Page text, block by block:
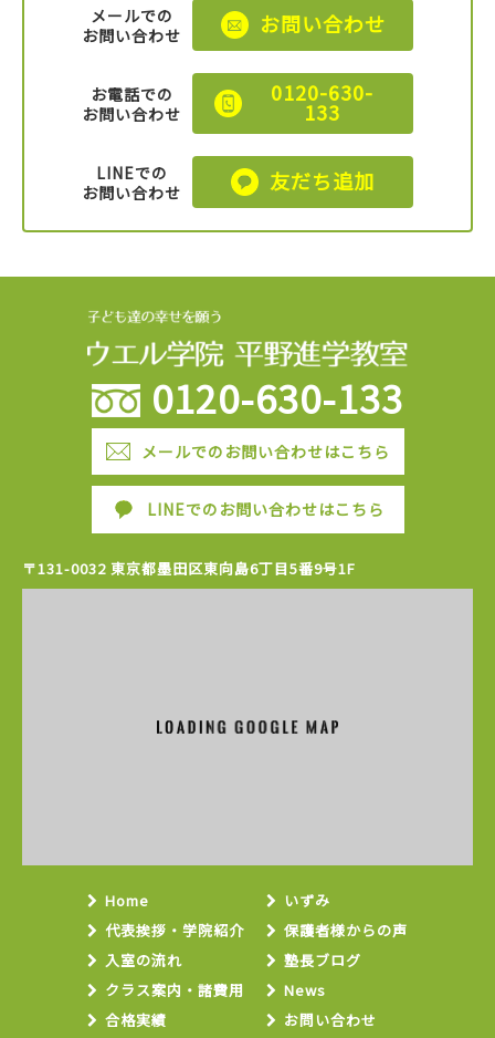
メールでの
お問い合わせ
お問い合わせ
お電話での
お問い合わせ
0120-630-
133
LINEでの
お問い合わせ
友だち追加
0120-630-133
メールでのお問い合わせはこちら
LINEでのお問い合わせはこちら
〒131-0032 東京都墨田区東向島6丁目5番9号1F
Home
代表挨拶・学院紹介
入室の流れ
クラス案内・諸費用
合格実績
いずみ
保護者様からの声
塾長ブログ
News
お問い合わせ